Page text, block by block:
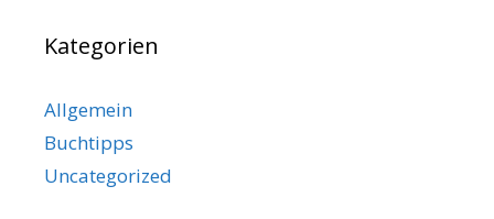
Kategorien
Allgemein
Buchtipps
Uncategorized